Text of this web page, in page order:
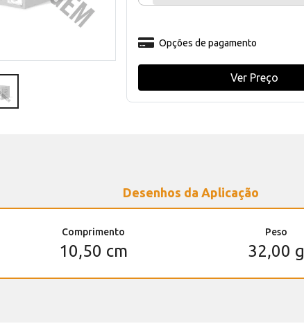
Opções de pagamento
Ver Preço
Desenhos da Aplicação
Comprimento
10,50 cm
Peso
32,00 g